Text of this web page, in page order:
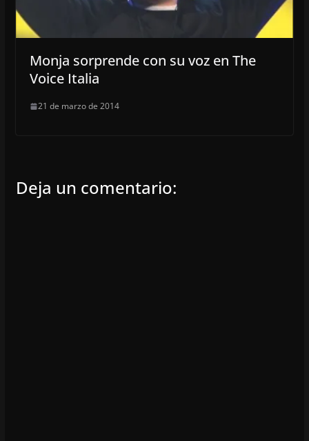
Monja sorprende con su voz en The
Voice Italia
21 de marzo de 2014
Deja un comentario: